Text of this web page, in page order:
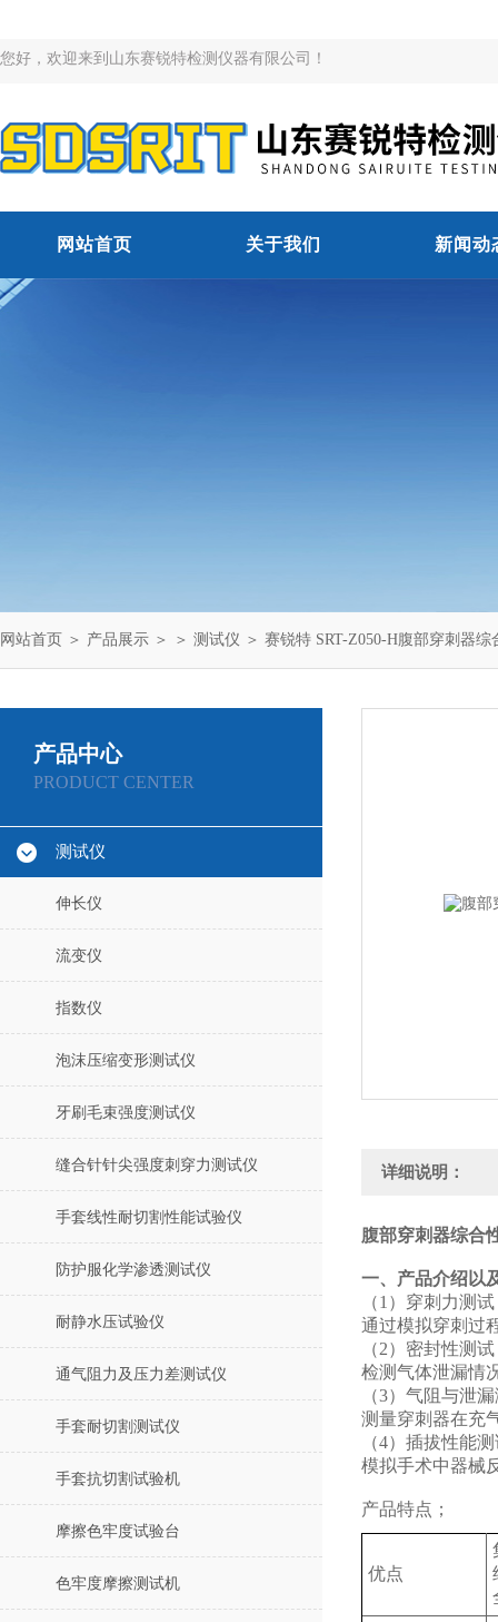
您好，欢迎来到山东赛锐特检测仪器有限公司！
网站首页 关于我们 新闻动
网站首页 ＞ 产品展示 ＞ ＞ 测试仪 ＞ 赛锐特 SRT-Z050-H腹部穿刺器
产品中心
PRODUCT CENTER
测试仪
伸长仪
流变仪
指数仪
泡沫压缩变形测试仪
牙刷毛束强度测试仪
缝合针针尖强度刺穿力测试仪
手套线性耐切割性能试验仪
防护服化学渗透测试仪
耐静水压试验仪
通气阻力及压力差测试仪
手套耐切割测试仪
手套抗切割试验机
摩擦色牢度试验台
色牢度摩擦测试机
详细说明：
腹部穿刺器综合
一、产品介绍以
（1）‌穿刺力测试‌
通过模拟穿刺过
（2）‌密封性测试‌
检测气体泄漏情
（3）‌气阻与泄
测量穿刺器在充
（4）‌插拔性能
模拟手术中器械
产品特点；
优点